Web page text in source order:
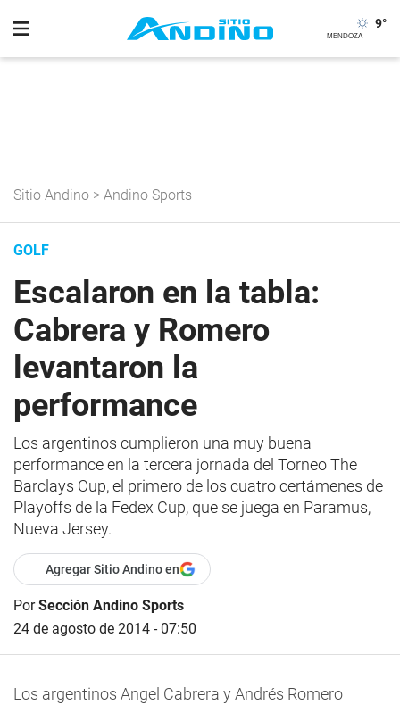
9°
Sitio Andino > Andino Sports
GOLF
Escalaron en la tabla:
Cabrera y Romero
levantaron la
performance
Los argentinos cumplieron una muy buena
performance en la tercera jornada del Torneo The
Barclays Cup, el primero de los cuatro certámenes de
Playoffs de la Fedex Cup, que se juega en Paramus,
Nueva Jersey.
Agregar Sitio Andino en
PorSección Andino Sports
24 de agosto de 2014 - 07:50
Los argentinos Angel Cabrera y Andrés Romero